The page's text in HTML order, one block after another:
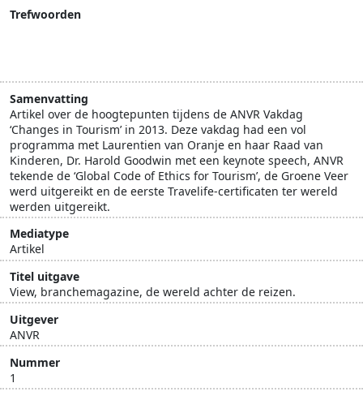
Trefwoorden
Samenvatting
Artikel over de hoogtepunten tijdens de ANVR Vakdag
‘Changes in Tourism’ in 2013. Deze vakdag had een vol
programma met Laurentien van Oranje en haar Raad van
Kinderen, Dr. Harold Goodwin met een keynote speech, ANVR
tekende de ‘Global Code of Ethics for Tourism’, de Groene Veer
werd uitgereikt en de eerste Travelife-certificaten ter wereld
werden uitgereikt.
Mediatype
Artikel
Titel uitgave
View, branchemagazine, de wereld achter de reizen.
Uitgever
ANVR
Nummer
1